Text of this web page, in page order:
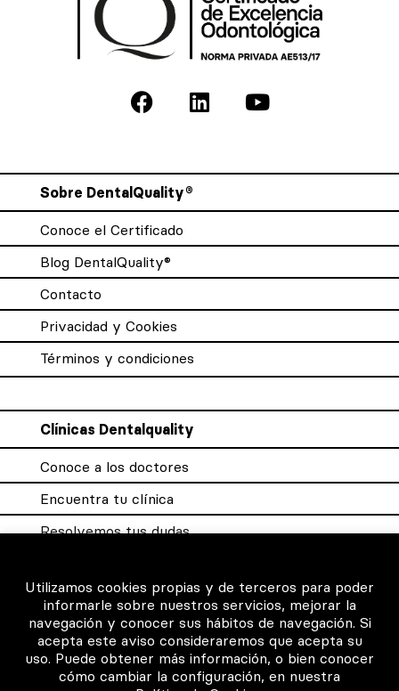
Sobre DentalQuality®
Conoce el Certificado
Blog DentalQuality®
Contacto
Privacidad y Cookies
Términos y condiciones
Clínicas Dentalquality
Conoce a los doctores
Encuentra tu clínica
Resolvemos tus dudas
Para los profesionales
Consigue tu certificado
Utilizamos cookies propias y de terceros para poder
informarle sobre nuestros servicios, mejorar la
navegación y conocer sus hábitos de navegación. Si
acepta este aviso consideraremos que acepta su
uso. Puede obtener más información, o bien conocer
cómo cambiar la configuración, en nuestra